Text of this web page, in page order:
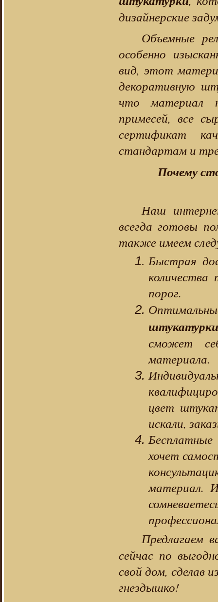
дизайнерские
Объемные
особенно
вид, этот
декоративную
что материал
примесей, все
сертификат
стандартам и
Почему
Наш
всегда готовы
также имеем
Быстрая
порог.
штукатурки
сможет
материала.
цвет
искали,
хочет
материал.
Предлагаем
сейчас по
свой дом, сделав
гнездышко!